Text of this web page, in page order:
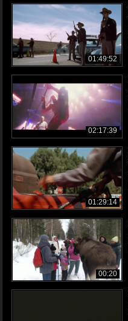
01:49:52
02:17:39
01:29:14
00:20